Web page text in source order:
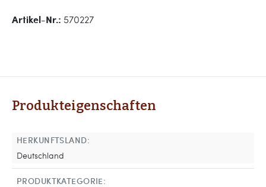
Artikel-Nr.: 570227
Produkteigenschaften
HERKUNFTSLAND:
Deutschland
PRODUKTKATEGORIE: